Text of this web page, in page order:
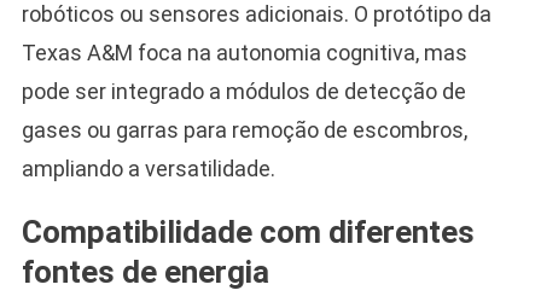
robóticos ou sensores adicionais. O protótipo da
Texas A&M foca na autonomia cognitiva, mas
pode ser integrado a módulos de detecção de
gases ou garras para remoção de escombros,
ampliando a versatilidade.
Compatibilidade com diferentes
fontes de energia